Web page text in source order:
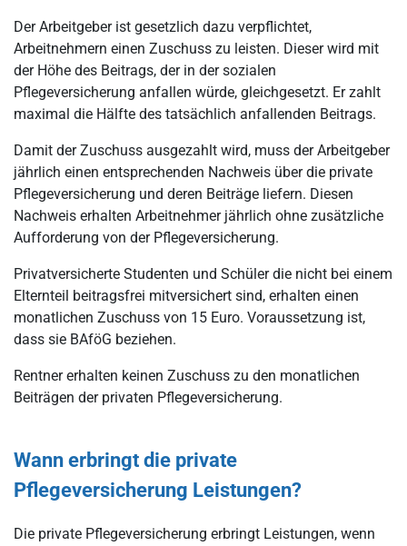
Der Arbeitgeber ist gesetzlich dazu verpflichtet,
Arbeitnehmern einen Zuschuss zu leisten. Dieser wird mit
der Höhe des Beitrags, der in der sozialen
Pflegeversicherung anfallen würde, gleichgesetzt. Er zahlt
maximal die Hälfte des tatsächlich anfallenden Beitrags.
Damit der Zuschuss ausgezahlt wird, muss der Arbeitgeber
jährlich einen entsprechenden Nachweis über die private
Pflegeversicherung und deren Beiträge liefern. Diesen
Nachweis erhalten Arbeitnehmer jährlich ohne zusätzliche
Aufforderung von der Pflegeversicherung.
Privatversicherte Studenten und Schüler die nicht bei einem
Elternteil beitragsfrei mitversichert sind, erhalten einen
monatlichen Zuschuss von 15 Euro. Voraussetzung ist,
dass sie BAföG beziehen.
Rentner erhalten keinen Zuschuss zu den monatlichen
Beiträgen der privaten Pflegeversicherung.
Wann erbringt die private
Pflegeversicherung Leistungen?
Die private Pflegeversicherung erbringt Leistungen, wenn